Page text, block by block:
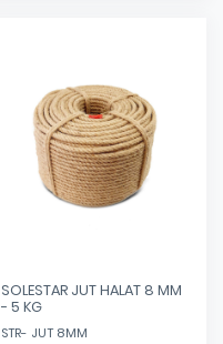
SOLESTAR JUT HALAT 8 MM
- 5 KG
STR- JUT 8MM